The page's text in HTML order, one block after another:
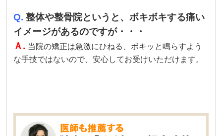
Q. 整体や整骨院というと、ボキボキする痛い
イメージがあるのですが・・・
Ａ. 当院の矯正は急激にひねる、ボキッと鳴らすよう
な手技ではないので、安心してお受けいただけます。